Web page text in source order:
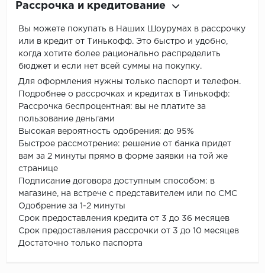
Рассрочка и кредитование
Вы можете покупать в Наших Шоурумах в рассрочку
или в кредит от Тинькофф. Это быстро и удобно,
когда хотите более рационально распределить
бюджет и если нет всей суммы на покупку.
Для оформления нужны только паспорт и телефон.
Подробнее о рассрочках и кредитах в Тинькофф:
Рассрочка беспроцентная: вы не платите за
пользование деньгами
Высокая вероятность одобрения: до 95%
Быстрое рассмотрение: решение от банка придет
вам за 2 минуты прямо в форме заявки на той же
странице
Подписание договора доступным способом: в
магазине, на встрече с представителем или по СМС
Одобрение за 1-2 минуты
Срок предоставления кредита от 3 до 36 месяцев
Срок предоставления рассрочки от 3 до 10 месяцев
Достаточно только паспорта